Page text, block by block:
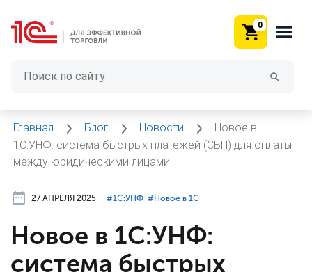
0
Главная Блог Новости
Новое в
1С:УНФ: система быстрых платежей (СБП) для оплаты
между юридическими лицами
27 АПРЕЛЯ 2025 #⁣1С:УНФ #⁣Новое в 1С
Новое в 1С:УНФ:
система быстрых